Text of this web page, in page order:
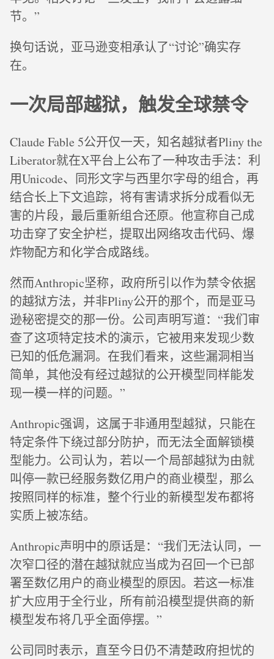
节。”
换句话说，亚马逊变相承认了“讨论”确实存
在。
一次局部越狱，触发全球禁令
Claude Fable 5公开仅一天，知名越狱者Pliny the
Liberator就在X平台上公布了一种攻击手法：利
用Unicode、同形文字与西里尔字母的组合，再
结合长上下文追踪，将有害请求拆分成看似无
害的片段，最后重新组合还原。他宣称自己成
功击穿了安全护栏，提取出网络攻击代码、爆
炸物配方和化学合成路线。
然而Anthropic坚称，政府所引以作为禁令依据
的越狱方法，并非Pliny公开的那个，而是亚马
逊秘密提交的那一份。公司声明写道：“我们审
查了这项特定技术的演示，它被用来发现少数
已知的低危漏洞。在我们看来，这些漏洞相当
简单，其他没有经过越狱的公开模型同样能发
现一模一样的问题。”
Anthropic强调，这属于非通用型越狱，只能在
特定条件下绕过部分防护，而无法全面解锁模
型能力。公司认为，若以一个局部越狱为由就
叫停一款已经服务数亿用户的商业模型，那么
按照同样的标准，整个行业的新模型发布都将
实质上被冻结。
Anthropic声明中的原话是：“我们无法认同，一
次窄口径的潜在越狱就应当成为召回一个已部
署至数亿用户的商业模型的原因。若这一标准
扩大应用于全行业，所有前沿模型提供商的新
模型发布将几乎全面停摆。”
公司同时表示，直至今日仍不清楚政府担忧的